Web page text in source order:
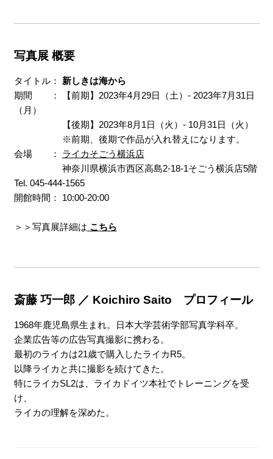
写真展 概要
タイトル： 新しきは海から
期間 ： 【前期】2023年4月29日（土）- 2023年7月31日
（月）
【後期】2023年8月1日（火）- 10月31日（火）
※前期、後期で作品が入れ替えになります。
会場 ： ライカそごう横浜店
神奈川県横浜市西区高島2-18-1そごう横浜店5階
Tel. 045-444-1565
開館時間： 10:00-20:00
＞＞写真展詳細は こちら
斎藤 巧一郎 ／ Koichiro Saito プロフィール
1968年鹿児島県生まれ。日本大学芸術学部写真学科卒。
企業広告等の広告写真撮影に携わる。
最初のライカは21歳で購入したライカR5。
以降ライカと共に撮影を続けてきた。
特にライカSL2は、ライカドイツ本社でトレーニングを受
け、
ライカの理解を深めた。